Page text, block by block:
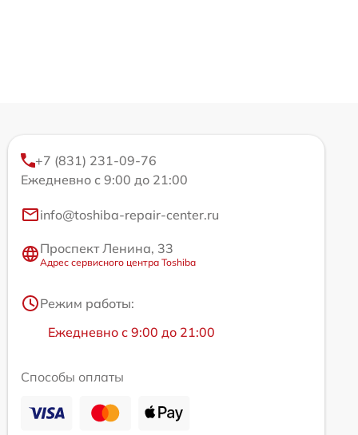
+7 (831) 231-09-76
Ежедневно с 9:00 до 21:00
info@toshiba-repair-center.ru
Проспект Ленина, 33
Адрес сервисного центра Toshiba
Режим работы:
Ежедневно с 9:00 до 21:00
Способы оплаты